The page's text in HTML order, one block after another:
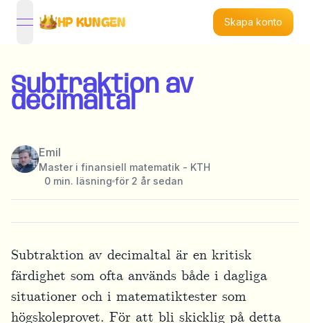
open navigation menu
HP KUNGEN Skapa konto
Subtraktion av
decimaltal
Emil
Master i finansiell matematik - KTH
0 min. läsning för 2 år sedan
Subtraktion av decimaltal är en kritisk
färdighet som ofta används både i dagliga
situationer och i matematiktester som
högskoleprovet. För att bli skicklig på detta